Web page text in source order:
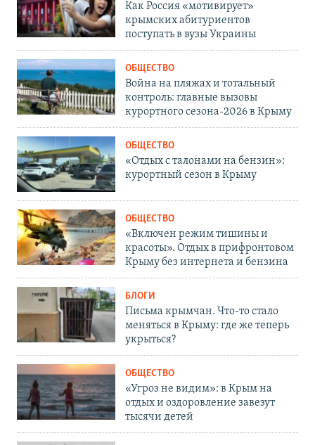
Как Россия «мотивирует»
крымских абитуриентов
поступать в вузы Украины
ОБЩЕСТВО
Война на пляжах и тотальный
контроль: главные вызовы
курортного сезона-2026 в Крыму
ОБЩЕСТВО
«Отдых с талонами на бензин»:
курортный сезон в Крыму
ОБЩЕСТВО
«Включен режим тишины и
красоты». Отдых в прифронтовом
Крыму без интернета и бензина
БЛОГИ
Письма крымчан. Что-то стало
меняться в Крыму: где же теперь
укрыться?
ОБЩЕСТВО
«Угроз не видим»: в Крым на
отдых и оздоровление завезут
тысячи детей